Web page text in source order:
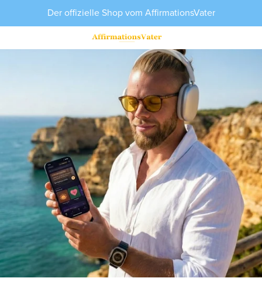
Der offizielle Shop vom AffirmationsVater